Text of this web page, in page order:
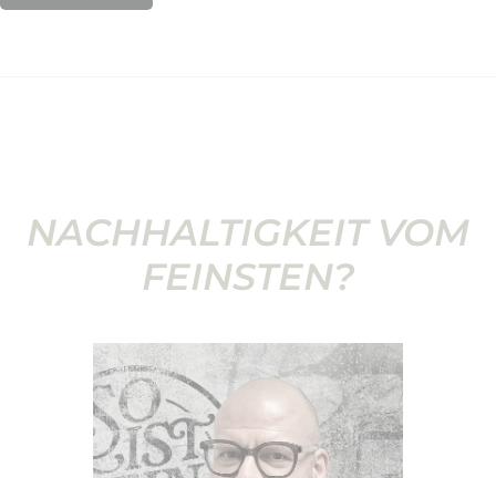
NACHHALTIGKEIT VOM
FEINSTEN?